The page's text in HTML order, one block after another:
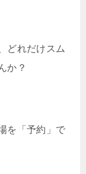
どれだけスム
か？
を「予約」で